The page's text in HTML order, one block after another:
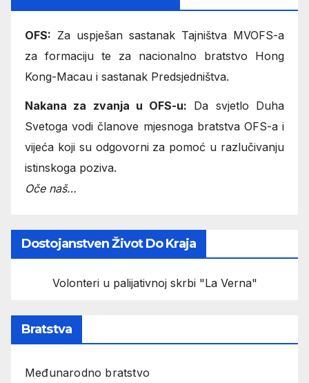
OFS: Za uspješan sastanak Tajništva MVOFS-a
za formaciju te za nacionalno bratstvo Hong
Kong-Macau i sastanak Predsjedništva.
Nakana za zvanja u OFS-u: Da svjetlo Duha
Svetoga vodi članove mjesnoga bratstva OFS-a i
vijeća koji su odgovorni za pomoć u razlučivanju
istinskoga poziva.
Oče naš…
Dostojanstven Život Do Kraja
Volonteri u palijativnoj skrbi "La Verna"
Bratstva
Međunarodno bratstvo